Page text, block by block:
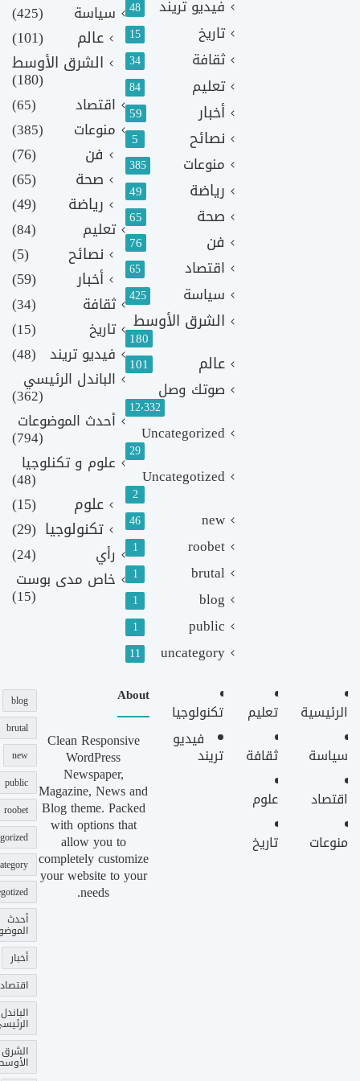
فيديو تريند 48
تاريخ 15
ثقافة 34
تعليم 84
أخبار 59
نصائح 5
منوعات 385
رياضة 49
صحة 65
فن 76
اقتصاد 65
سياسة 425
الشرق الأوسط
180
عالم 101
صوتك وصل
12٬332
Uncategorized
29
Uncategotized
2
new
46
roobet
1
brutal
1
blog
1
public
1
uncategory
11
سياسة
(425)
عالم
(101)
الشرق الأوسط
(180)
اقتصاد
(65)
منوعات
(385)
فن
(76)
صحة
(65)
رياضة
(49)
تعليم (84)
نصائح
(5)
أخبار
(59)
ثقافة
(34)
تاريخ
(15)
فيديو تريند (48)
الباندل الرئيسي
(362)
أحدث الموضوعات
(794)
علوم و تكنلوجيا
(48)
علوم
(15)
تكنولوجيا (29)
رأي
(24)
خاص مدى بوست
(15)
الرئيسية
سياسة
اقتصاد
منوعات
تعليم
ثقافة
علوم
تاريخ
تكنولوجيا
فيديو
تريند
About
Clean Responsive
WordPress
Newspaper,
Magazine, News and
Blog theme. Packed
with options that
allow you to
completely customize
your website to your
needs.
blog
brutal
new
public
roobet
أحدث
أخبار
اقتصاد
الباندل
الشرق